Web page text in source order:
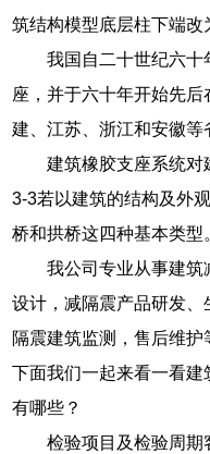
筑结构模型底层柱下端改
我国自二十世纪六十
座，并于六十年开始先
建、江苏、浙江和安徽等
建筑橡胶支座系统对
3-3若以建筑的结构及外
桥和拱桥这四种基本类型
我公司专业从事建
设计，减隔震产品研发
隔震建筑监测，售后维护
下面我们一起来看一看
有哪些？
检验项目及检验周期